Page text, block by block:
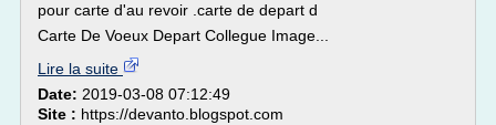
pour carte d'au revoir .carte de depart d
Carte De Voeux Depart Collegue Image...
Lire la suite
Date: 2019-03-08 07:12:49
Site : https://devanto.blogspot.com